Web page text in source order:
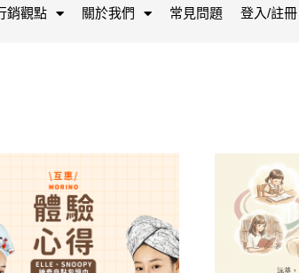
銷觀點 關於我們 常見問題 登入/註冊